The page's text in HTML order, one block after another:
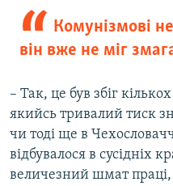
Комунізмові
він вже не міг
– Так, це був збіг
якийсь тривалий тиск
чи тоді ще в
відбувалося в сусідніх
величезний шмат